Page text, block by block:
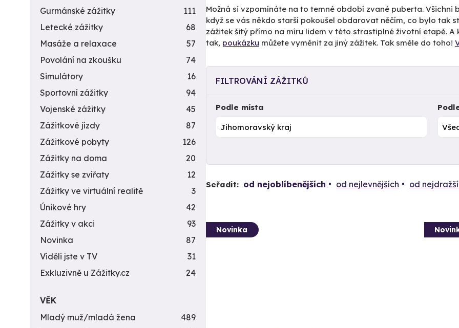
Možná si vzpomínáte na to temné období zvané puberta. Všichni
když se vás někdo starší pokoušel obdarovat něčím, co bylo tak
zážitek šitý přímo na míru lidem v této strastiplné životní etapě.
tak, poukázku můžete vyměnit za jiný zážitek. Tak směle do toho!
FILTROVÁNÍ ZÁŽITKŮ
Podle místa
Seřadit: od nejoblíbenějších od nejlevnějších od
Novinka
Gurmánské zážitky
111
Letecké zážitky
68
Masáže a relaxace
57
Povolání na zkoušku
74
Simulátory
16
Sportovní zážitky
94
Vojenské zážitky
45
Zážitkové jízdy
87
Zážitkové pobyty
126
Zážitky na doma
20
Zážitky se zvířaty
12
Zážitky ve virtuální realitě
3
Únikové hry
42
Zážitky v akci
93
Novinka
87
Viděli jste v TV
31
Exkluzivně u Zážitky.cz
24
VĚK
Mladý muž/mladá žena
489